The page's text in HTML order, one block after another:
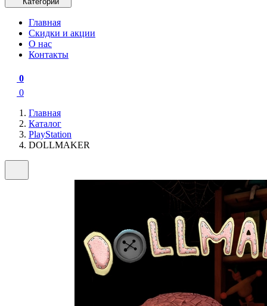
Главная
Скидки и акции
О нас
Контакты
0
0
Главная
Каталог
PlayStation
DOLLMAKER